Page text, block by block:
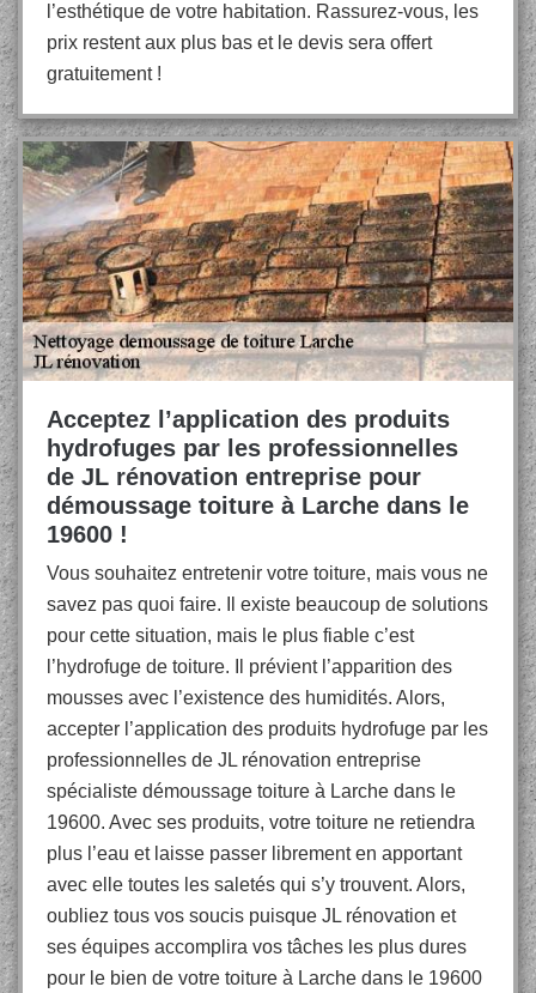
l’esthétique de votre habitation. Rassurez-vous, les
prix restent aux plus bas et le devis sera offert
gratuitement !
Acceptez l’application des produits
hydrofuges par les professionnelles
de JL rénovation entreprise pour
démoussage toiture à Larche dans le
19600 !
Vous souhaitez entretenir votre toiture, mais vous ne
savez pas quoi faire. Il existe beaucoup de solutions
pour cette situation, mais le plus fiable c’est
l’hydrofuge de toiture. Il prévient l’apparition des
mousses avec l’existence des humidités. Alors,
accepter l’application des produits hydrofuge par les
professionnelles de JL rénovation entreprise
spécialiste démoussage toiture à Larche dans le
19600. Avec ses produits, votre toiture ne retiendra
plus l’eau et laisse passer librement en apportant
avec elle toutes les saletés qui s’y trouvent. Alors,
oubliez tous vos soucis puisque JL rénovation et
ses équipes accomplira vos tâches les plus dures
pour le bien de votre toiture à Larche dans le 19600